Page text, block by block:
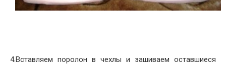
4.Вставляем поролон в чехлы и зашиваем оставшиеся